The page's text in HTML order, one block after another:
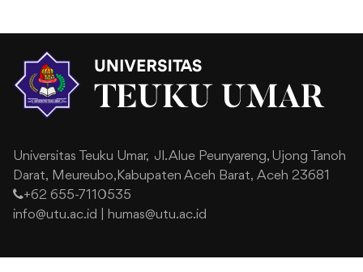
Universitas Teuku Umar, Jl. Alue Peunyareng, Ujong Tanoh
Darat, Meureubo,Kabupaten Aceh Barat, Aceh 23681
+62 655-7110535
info@utu.ac.id
humas@utu.ac.id